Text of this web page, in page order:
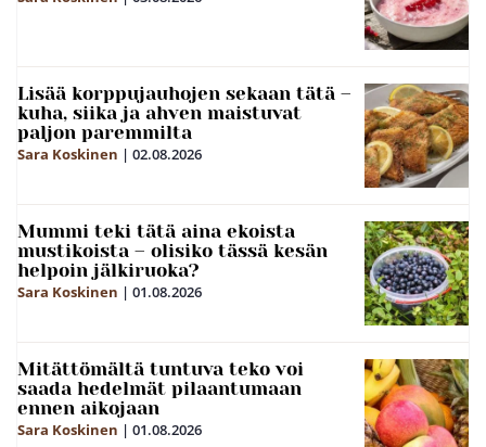
Lisää korppujauhojen sekaan tätä –
kuha, siika ja ahven maistuvat
paljon paremmilta
Sara Koskinen | 02.08.2026
Mummi teki tätä aina ekoista
mustikoista – olisiko tässä kesän
helpoin jälkiruoka?
Sara Koskinen | 01.08.2026
Mitättömältä tuntuva teko voi
saada hedelmät pilaantumaan
ennen aikojaan
Sara Koskinen | 01.08.2026